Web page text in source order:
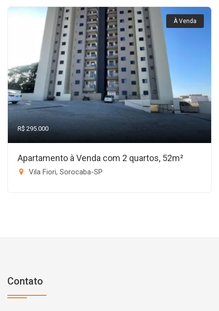
À Venda
R$ 295.000
Apartamento à Venda com 2 quartos, 52m²
Vila Fiori, Sorocaba-SP
Contato